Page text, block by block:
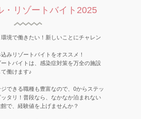
・リゾートバイト2025
境で働きたい！新しいことにチャレン
みリゾートバイトをオススメ！
トバイトは、感染症対策を万全の施設
働けます♪
できる職種も豊富なので、0からステッ
タリ！普段なら、なかなか泊まれない
で、経験値を上げませんか？